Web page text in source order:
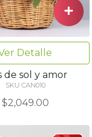
Detalle
de sol y amor
SKU CAN010
$2,049.00